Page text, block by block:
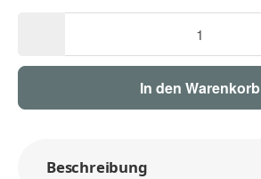
In den Warenkorb
Beschreibung